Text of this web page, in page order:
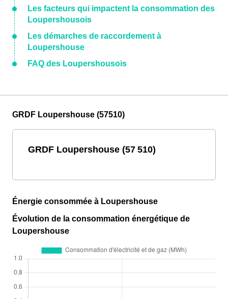
Les facteurs qui impactent la consommation des
Loupershousois
Les démarches de raccordement à
Loupershouse
FAQ des Loupershousois
GRDF Loupershouse (57510)
GRDF Loupershouse (57 510)
Énergie consommée à Loupershouse
Évolution de la consommation énergétique de
Loupershouse